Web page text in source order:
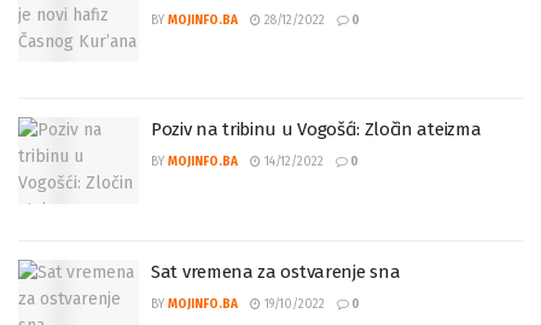
BY MOJINFO.BA 28/12/2022 0
Poziv na tribinu u Vogošći: Zločin ateizma
BY MOJINFO.BA 14/12/2022 0
Sat vremena za ostvarenje sna
BY MOJINFO.BA 19/10/2022 0